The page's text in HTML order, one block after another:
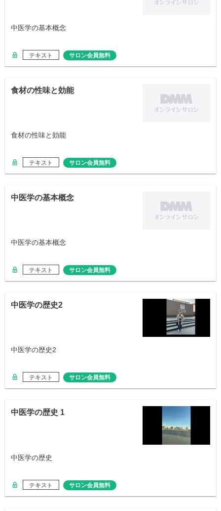
中医学の基本概念
テキスト サロン会員無料
食材の性味と効能
食材の性味と効能
テキスト サロン会員無料
中医学の基本概念
中医学の基本概念
テキスト サロン会員無料
中医学の歴史2
中医学の歴史2
テキスト サロン会員無料
中医学の歴史 1
中医学の歴史
テキスト サロン会員無料